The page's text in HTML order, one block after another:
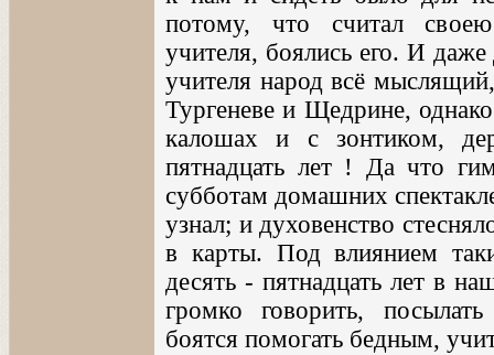
потому, что считал
учителя, боялись его. И
учителя народ всё
Тургеневе и Щедрине,
калошах и с зонтиком,
пятнадцать лет ! Да что
субботам домашних
узнал; и духовенство
в карты. Под влиянием
десять - пятнадцать лет в
громко говорить,
боятся помогать бедным,